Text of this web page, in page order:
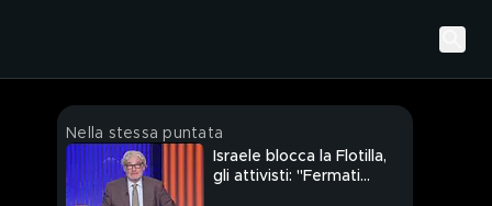
Nella stessa puntata
Israele blocca la Flotilla,
gli attivisti: "Fermati